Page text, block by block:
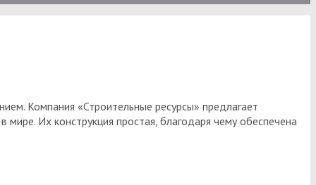
Компания «Строительные ресурсы» предлагает
Их конструкция простая, благодаря чему обеспечена